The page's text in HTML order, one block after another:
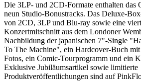
Die 3LP- und 2CD-Formate enthalten das
neun Studio-Bonustracks. Das Deluxe-
von 2CD, 3LP und Blu-ray sowie eine
Konzertmitschnitt aus dem Londoner
Nachbildung der japanischen 7"-Single
To The Machine", ein Hardcover-Buch
Fotos, ein Comic-Tourprogramm und ein
Exklusive Jubiläumsartikel sowie limitierte
Produktveröffentlichungen sind auf